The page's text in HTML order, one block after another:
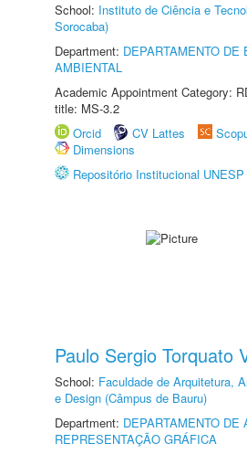
School: Instituto de Ciência e
Sorocaba)
Department: DEPARTAMENTO DE
AMBIENTAL
Academic Appointment Category:
title: MS-3.2
Orcid
CV Lattes
Dimensions
Repositório Institucional UNESP
Paulo Sergio Torquato
School: Faculdade de Arquitetura,
e Design (Câmpus de Bauru)
Department: DEPARTAMENTO DE
REPRESENTAÇÃO GRÁFICA